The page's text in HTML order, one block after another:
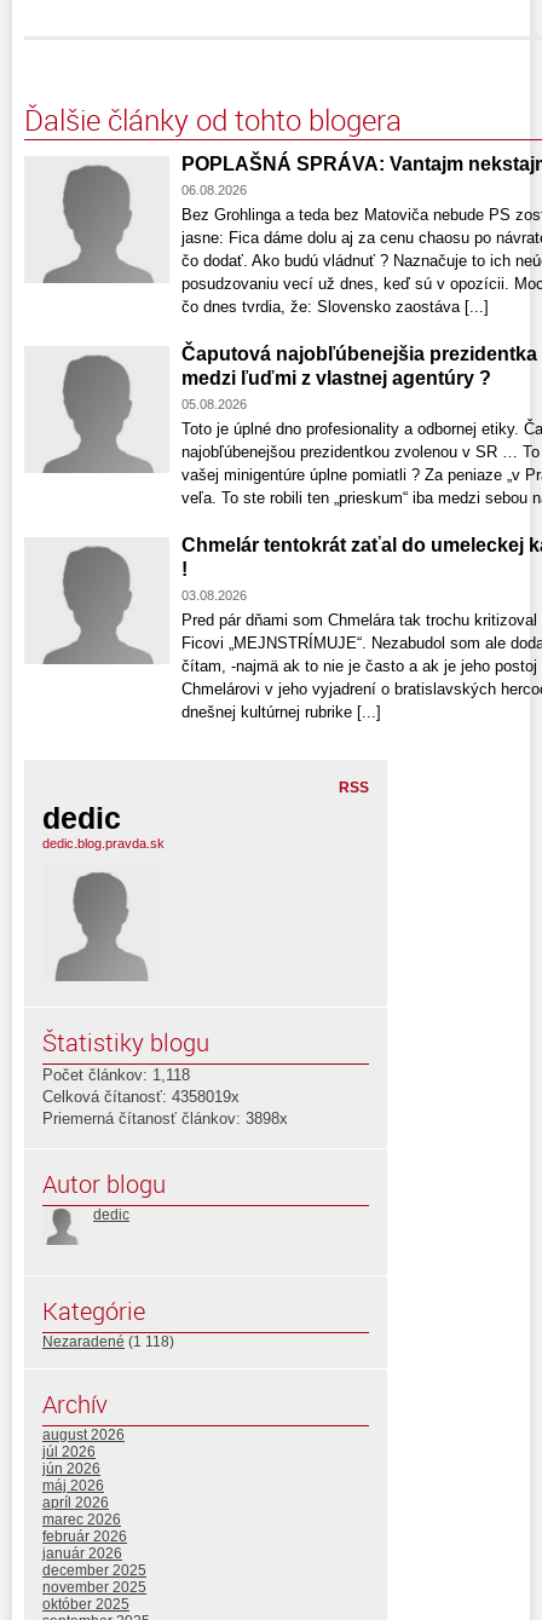
Ďalšie články od tohto blogera
POPLAŠNÁ SPRÁVA: Vantajm
06.08.2026
Bez Grohlinga a teda bez Matoviča nebude PS
jasne: Fica dáme dolu aj za cenu chaosu po
čo dodať. Ako budú vládnuť ? Naznačuje to ich
posudzovaniu vecí už dnes, keď sú v opozícii.
čo dnes tvrdia, že: Slovensko zaostáva [...]
Čaputová najobľúbenejšia
medzi ľuďmi z vlastnej agentúry ?
05.08.2026
Toto je úplné dno profesionality a odbornej etiky.
najobľúbenejšou prezidentkou zvolenou v SR …
vašej minigentúre úplne pomiatli ? Za peniaze „v
veľa. To ste robili ten „prieskum“ iba medzi sebou
Chmelár tentokrát zaťal do umeleckej
!
03.08.2026
Pred pár dňami som Chmelára tak trochu
Ficovi „MEJNSTRÍMUJE“. Nezabudol som ale
čítam, -najmä ak to nie je často a ak je jeho
Chmelárovi v jeho vyjadrení o bratislavských
dnešnej kultúrnej rubrike [...]
RSS
dedic
dedic.blog.pravda.sk
Štatistiky blogu
Počet článkov: 1,118
Celková čítanosť: 4358019x
Priemerná čítanosť článkov: 3898x
Autor blogu
dedic
Kategórie
Nezaradené (1 118)
Archív
august 2026
júl 2026
jún 2026
máj 2026
apríl 2026
marec 2026
február 2026
január 2026
december 2025
november 2025
október 2025